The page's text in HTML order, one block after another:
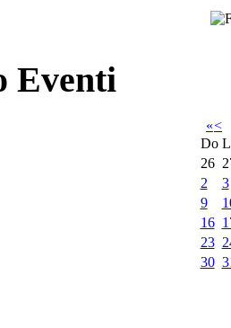
Eventi
«<
Do
26
2
3
9
16
23
30